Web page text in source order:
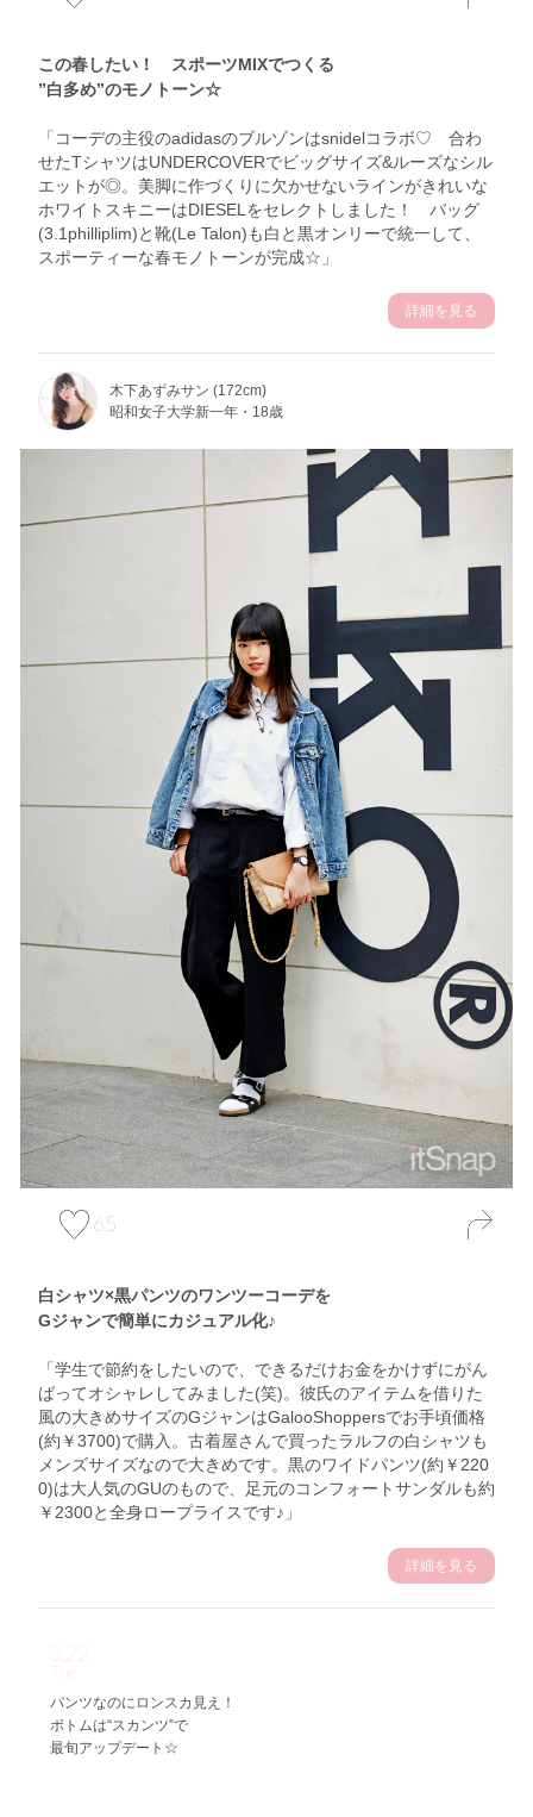
この春したい！ スポーツMIXでつくる
”白多め”のモノトーン☆
「コーデの主役のadidasのブルゾンはsnidelコラボ♡ 合わ
せたTシャツはUNDERCOVERでビッグサイズ&ルーズなシル
エットが◎。美脚に作づくりに欠かせないラインがきれいな
ホワイトスキニーはDIESELをセレクトしました！ バッグ
(3.1philliplim)と靴(Le Talon)も白と黒オンリーで統一して、
スポーティーな春モノトーンが完成☆」
詳細を見る
木下あずみサン (172cm)
昭和女子大学新一年・18歳
65
白シャツ×黒パンツのワンツーコーデを
Gジャンで簡単にカジュアル化♪
「学生で節約をしたいので、できるだけお金をかけずにがん
ばってオシャレしてみました(笑)。彼氏のアイテムを借りた
風の大きめサイズのGジャンはGalooShoppersでお手頃価格
(約￥3700)で購入。古着屋さんで買ったラルフの白シャツも
メンズサイズなので大きめです。黒のワイドパンツ(約￥220
0)は大人気のGUのもので、足元のコンフォートサンダルも約
￥2300と全身ロープライスです♪」
詳細を見る
パンツなのにロンスカ見え！
ボトムは“スカンツ”で
最旬アップデート☆